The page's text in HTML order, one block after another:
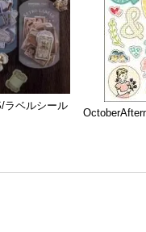
ラベルシール